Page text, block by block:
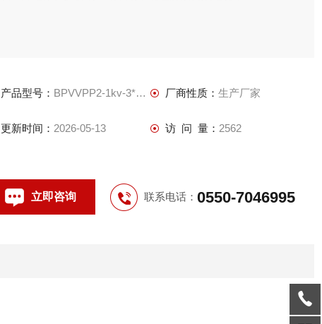
产品型号： BPVVPP2-1kv-3*120+3*25 厂商性质： 生产厂家
更新时间： 2026-05-13 访 问 量： 2562
立即咨询 联系电话： 0550-7046995